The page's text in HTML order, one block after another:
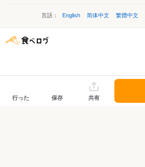
言語： English 简体中文 繁體中文
行った 保存 共有